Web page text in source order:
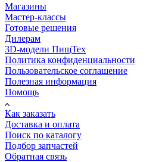
Магазины
Мастер-классы
Готовые решения
Дилерам
3D-модели ПищТех
Политика конфиденциальности
Пользовательское соглашение
Полезная информация
Помощь
Как заказать
Доставка и оплата
Поиск по каталогу
Подбор запчастей
Обратная связь